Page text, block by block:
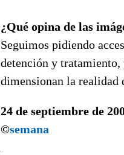
¿Qué opina de las
Seguimos pidiendo
detención y tratamiento,
dimensionan la realidad
24 de septiembre de
©semana